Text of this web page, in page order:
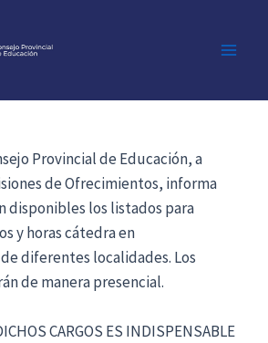
Provincial de Educación, a
de Ofrecimientos, informa
disponibles los listados para
y horas cátedra en
diferentes localidades. Los
de manera presencial.
CARGOS ES INDISPENSABLE